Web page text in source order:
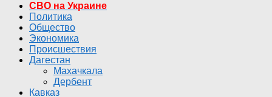
СВО на Украине
Политика
Общество
Экономика
Происшествия
Дагестан
Махачкала
Дербент
Кавказ